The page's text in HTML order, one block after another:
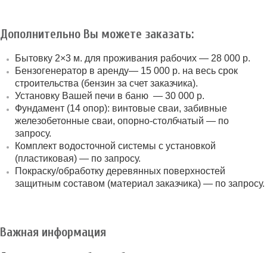
Дополнительно Вы можете заказать:
Бытовку 2×3 м. для проживания рабочих — 28 000 р.
Бензогенератор в аренду— 15 000 р. на весь срок
строительства (бензин за счет заказчика).
Установку Вашей печи в баню — 30 000 р.
Фундамент (14 опор): винтовые сваи, забивные
железобетонные сваи, опорно-столбчатый — по
запросу.
Комплект водосточной системы с установкой
(пластиковая) — по запросу.
Покраску/обработку деревянных поверхностей
защитным составом (материал заказчика) — по запросу.
Важная информация